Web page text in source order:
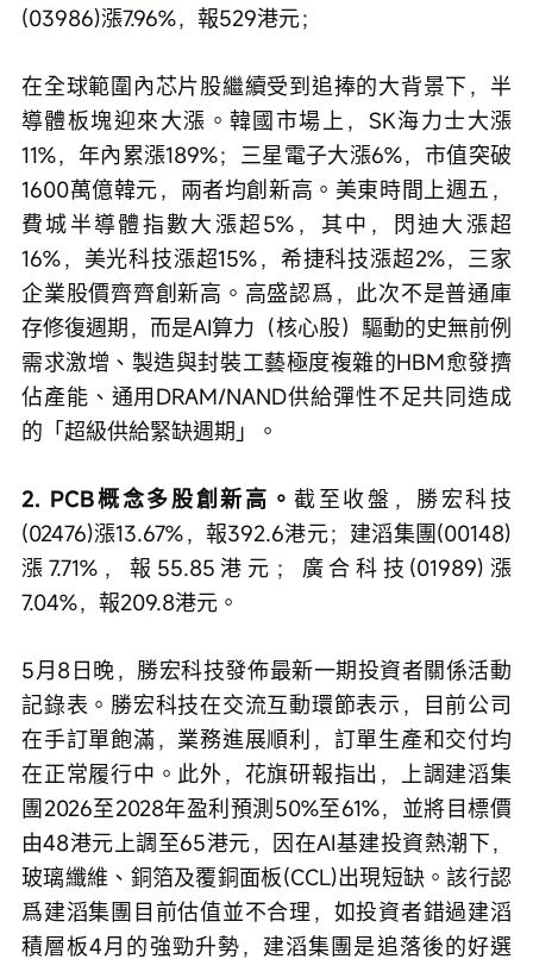
(03986)漲7.96%，報529港元；
在全球範圍內芯片股繼續受到追捧的大背景下，半
導體板塊迎來大漲。韓國市場上，SK海力士大漲
11%，年內累漲189%；三星電子大漲6%，市值突破
1600萬億韓元，兩者均創新高。美東時間上週五，
費城半導體指數大漲超5%，其中，閃迪大漲超
16%，美光科技漲超15%，希捷科技漲超2%，三家
企業股價齊齊創新高。高盛認爲，此次不是普通庫
存修復週期，而是AI算力（核心股）驅動的史無前例
需求激增、製造與封裝工藝極度複雜的HBM愈發擠
佔產能、通用DRAM/NAND供給彈性不足共同造成
的「超級供給緊缺週期」。
2. PCB概念多股創新高。 截至收盤，勝宏科技
(02476)漲13.67%，報392.6港元；建滔集團(00148)
漲7.71%，報55.85港元；廣合科技(01989)漲
7.04%，報209.8港元。
5月8日晚，勝宏科技發佈最新一期投資者關係活動
記錄表。勝宏科技在交流互動環節表示，目前公司
在手訂單飽滿，業務進展順利，訂單生產和交付均
在正常履行中。此外，花旗研報指出，上調建滔集
團2026至2028年盈利預測50%至61%，並將目標價
由48港元上調至65港元，因在AI基建投資熱潮下，
玻璃纖維、銅箔及覆銅面板(CCL)出現短缺。該行認
爲建滔集團目前估值並不合理，如投資者錯過建滔
積層板4月的強勁升勢，建滔集團是追落後的好選